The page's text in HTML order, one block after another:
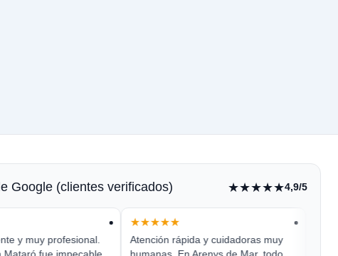
Google (clientes verificados) ★★★★★4,9/5
y muy profesional.
★★★★★
Atención rápida y cuidadoras muy